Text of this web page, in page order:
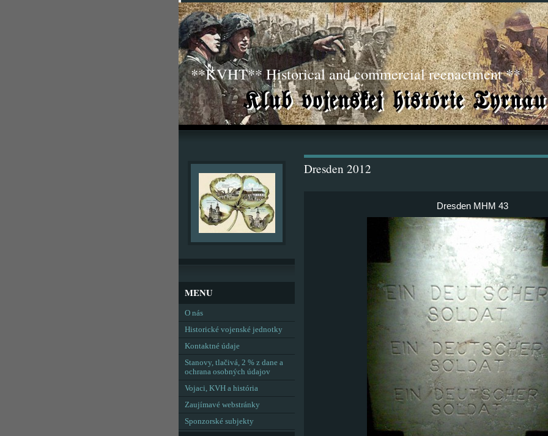
**KVHT** Historical and commercial reenactment **
Dresden 2012
Dresden MHM 43
MENU
O nás
Historické vojenské jednotky
Kontaktné údaje
Stanovy, tlačivá, 2 % z dane a
ochrana osobných údajov
Vojaci, KVH a história
Zaujímavé webstránky
Sponzorské subjekty